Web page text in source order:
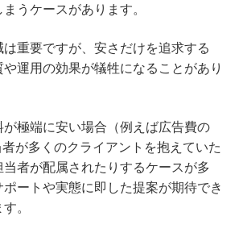
うケースがあります。
重要ですが、安さだけを追求する
運用の効果が犠牲になることがあり
極端に安い場合（例えば広告費の
が多くのクライアントを抱えていた
当者が配属されたりするケースが多
ポートや実態に即した提案が期待でき
。